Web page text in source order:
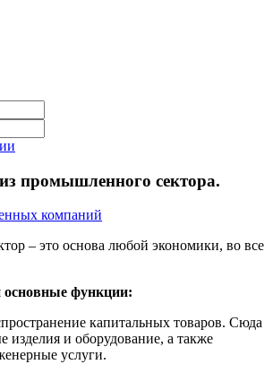
промышленного сектора.
– это основа любой экономики, во все
функции:
капитальных товаров. Сюда
изделия и оборудование, а также
услуги.